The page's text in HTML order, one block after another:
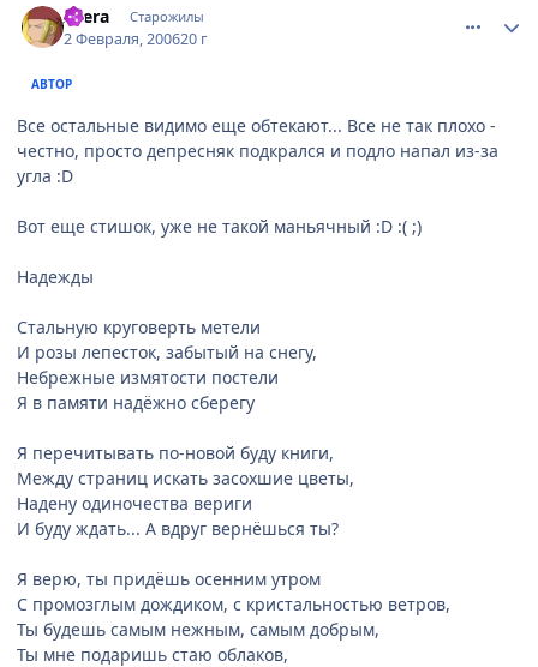
Atera Старожилы
2 Февраля, 200620 г
АВТОР
Все остальные видимо еще обтекают... Все не так плохо -
честно, просто депресняк подкрался и подло напал из-за
угла :D
Вот еще стишок, уже не такой маньячный :D :( ;)
Надежды
Стальную круговерть метели
И розы лепесток, забытый на снегу,
Небрежные измятости постели
Я в памяти надёжно сберегу
Я перечитывать по-новой буду книги,
Между страниц искать засохшие цветы,
Надену одиночества вериги
И буду ждать... А вдруг вернёшься ты?
Я верю, ты придёшь осенним утром
С промозглым дождиком, с кристальностью ветров,
Ты будешь самым нежным, самым добрым,
Ты мне подаришь стаю облаков,